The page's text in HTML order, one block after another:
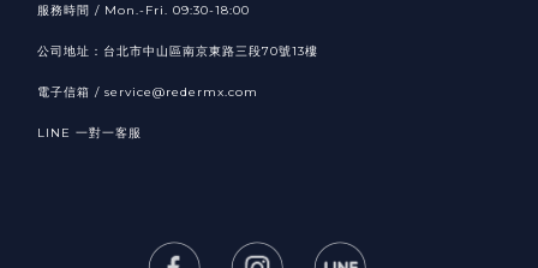
服務時間 / Mon.-Fri. 09:30-18:00
公司地址：台北市中山區南京東路三段70號13樓
電子信箱 / service@redermx.com
LINE 一對一客服